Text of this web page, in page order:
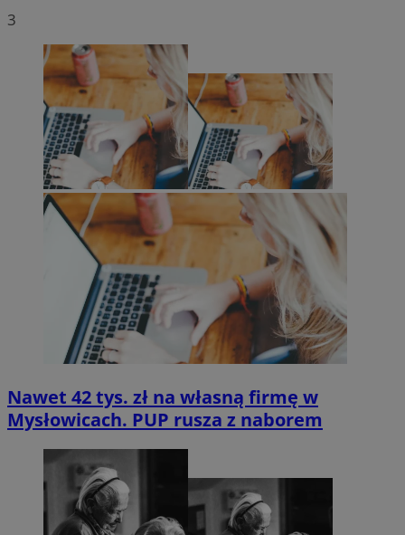
3
Nawet 42 tys. zł na własną firmę w
Mysłowicach. PUP rusza z naborem